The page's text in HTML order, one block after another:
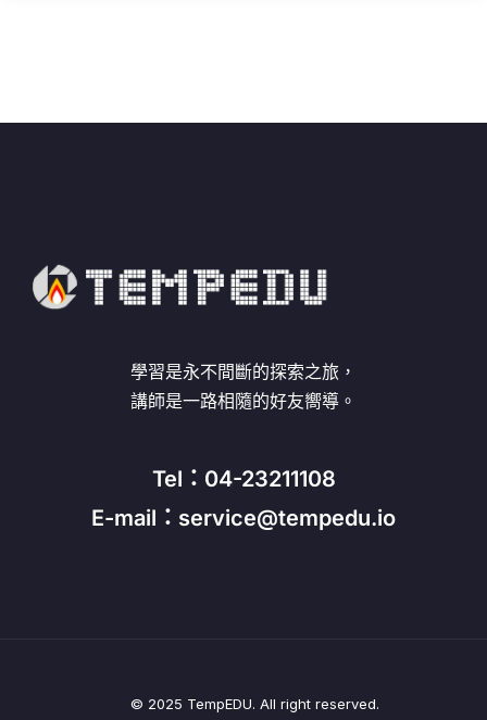
學習是永不間斷的探索之旅，
講師是一路相隨的好友嚮導。
Tel：04-23211108
E-mail：service@tempedu.io
© 2025 TempEDU. All right reserved.